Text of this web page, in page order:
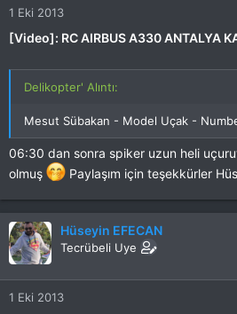
1 Eki 2013
[Video]: RC AIRBUS A330 ANTALYA
Delikopter' Alıntı:
Mesut Sübakan - Model Uçak -
06:30 dan sonra spiker uzun heli
olmuş
Paylaşım için teşekkürler
Hüseyin EFECAN
Tecrübeli Uye
1 Eki 2013